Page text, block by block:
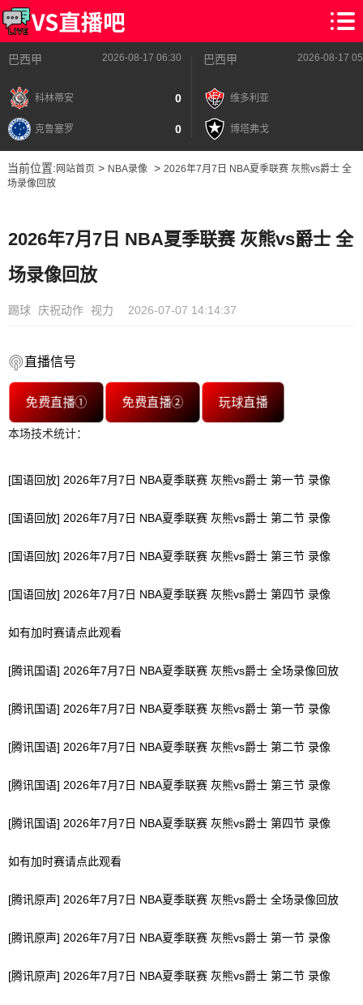
巴西甲 2026-08-17 06:30
科林蒂安 0
克鲁塞罗 0
巴西甲 2026-08-17
维多利亚
博塔弗戈
当前位置: 网站首页> NBA录像 > 2026年7月7日 NBA夏季联赛 灰熊vs爵士 全
场录像回放
2026年7月7日 NBA夏季联赛 灰熊vs爵士 全
场录像回放
踢球 庆祝动作 视力 2026-07-07 14:14:37
直播信号
免费直播① 免费直播② 玩球直播
本场技术统计：
[国语回放] 2026年7月7日 NBA夏季联赛 灰熊vs爵士 第一节 录像
[国语回放] 2026年7月7日 NBA夏季联赛 灰熊vs爵士 第二节 录像
[国语回放] 2026年7月7日 NBA夏季联赛 灰熊vs爵士 第三节 录像
[国语回放] 2026年7月7日 NBA夏季联赛 灰熊vs爵士 第四节 录像
如有加时赛请点此观看
[腾讯国语] 2026年7月7日 NBA夏季联赛 灰熊vs爵士 全场录像回放
[腾讯国语] 2026年7月7日 NBA夏季联赛 灰熊vs爵士 第一节 录像
[腾讯国语] 2026年7月7日 NBA夏季联赛 灰熊vs爵士 第二节 录像
[腾讯国语] 2026年7月7日 NBA夏季联赛 灰熊vs爵士 第三节 录像
[腾讯国语] 2026年7月7日 NBA夏季联赛 灰熊vs爵士 第四节 录像
如有加时赛请点此观看
[腾讯原声] 2026年7月7日 NBA夏季联赛 灰熊vs爵士 全场录像回放
[腾讯原声] 2026年7月7日 NBA夏季联赛 灰熊vs爵士 第一节 录像
[腾讯原声] 2026年7月7日 NBA夏季联赛 灰熊vs爵士 第二节 录像